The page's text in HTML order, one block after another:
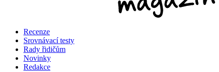
Recenze
Srovnávací testy
Rady řidičům
Novinky
Redakce